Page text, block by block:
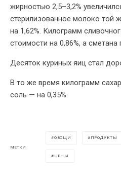
жирностью 2,5–3,2%
стерилизованное молоко той
на 1,62%. Килограмм
стоимости на 0,86%, а
Десяток куриных яиц стал
В то же время килограмм
соль — на 0,35%.
МЕТКИ
ОВОЩИ ПРОДУКТЫ
ЦЕНЫ